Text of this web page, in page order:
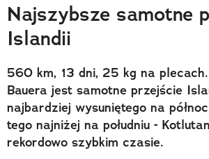
Trendbook Podróżniczy
Polecane
Najszybsze samotne
Islandii
560 km, 13 dni, 25 kg na
Bauera jest samotne przejście
najbardziej wysuniętego na
tego najniżej na południu -
rekordowo szybkim czasie.